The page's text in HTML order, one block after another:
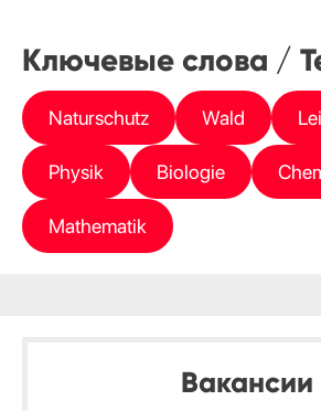
Ключевые слова /
Naturschutz Wald
Physik Biologie
Mathematik
Вакансии